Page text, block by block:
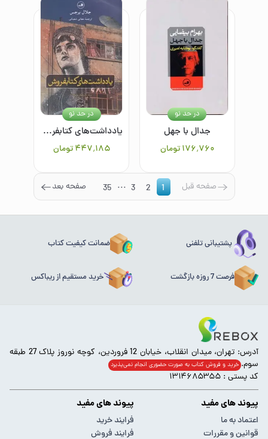
جدال با جهل
۱۷۶٬۷۶۰ تومان
در حد نو
یادداشت‌های کتابفروش
۴۴۷٬۱۸۵ تومان
در حد نو
صفحه قبل 1
2
3
...
35 صفحه بعد
پشتیبانی تلفنی ضمانت کیفیت کتاب
فرصت 7 روزه بازگشت خرید مستقیم از ریباکس
آدرس: تهران، میدان انقلاب، خیابان 12 فروردین، کوچه نوروز پلاک 27 طبقه
سوم. خرید و فروش کتاب به صورت حضوری انجام‌ نمی‌پذیرد
کد پستی : ۱۳۱۴۶۸۵۳۵۵
پیوند های مفید
اعتماد به ما
قوانین و مقررات
پیوند های مفید
فرایند خرید
فرایند فروش